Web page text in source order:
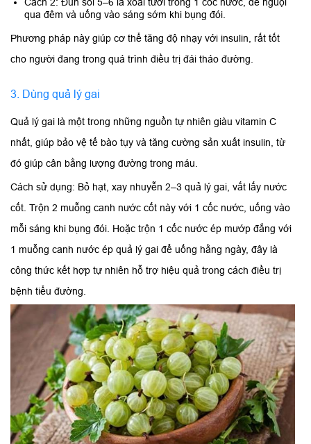
qua đêm và uống vào sáng sớm khi bụng đói.
Phương pháp này giúp cơ thể tăng độ nhạy với insulin, rất tốt
cho người đang trong quá trình điều trị đái tháo đường.
3. Dùng quả lý gai
Quả lý gai là một trong những nguồn tự nhiên giàu vitamin C
nhất, giúp bảo vệ tế bào tụy và tăng cường sản xuất insulin, từ
đó giúp cân bằng lượng đường trong máu.
Cách sử dụng: Bỏ hạt, xay nhuyễn 2–3 quả lý gai, vắt lấy nước
cốt. Trộn 2 muỗng canh nước cốt này với 1 cốc nước, uống vào
mỗi sáng khi bụng đói. Hoặc trộn 1 cốc nước ép mướp đắng với
1 muỗng canh nước ép quả lý gai để uống hằng ngày, đây là
công thức kết hợp tự nhiên hỗ trợ hiệu quả trong cách điều trị
bệnh tiểu đường.